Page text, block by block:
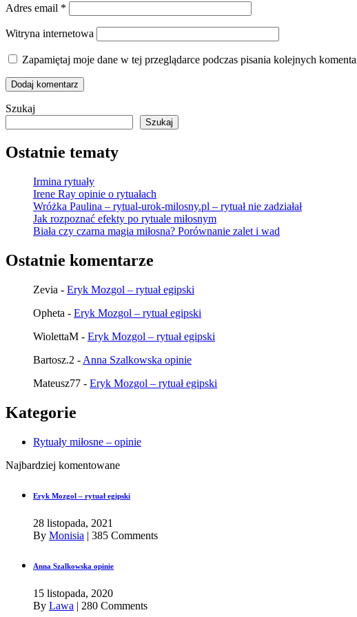
Adres email *
Witryna internetowa
Zapamiętaj moje dane w tej przeglądarce podczas pisania kolejnych
Szukaj
Szukaj
Ostatnie tematy
Irmina rytuały
Irene Ray opinie o rytuałach
Wróżka Paulina – rytual-urok-milosny.pl – rytuał nie zadziałał
Jak rozpoznać efekty po rytuale miłosnym
Biała czy czarna magia miłosna? Porównanie zalet i wad
Ostatnie komentarze
Zevia - Eryk Mozgol – rytuał egipski
Opheta - Eryk Mozgol – rytuał egipski
WiolettaM - Eryk Mozgol – rytuał egipski
Bartosz.2 - Anna Szalkowska opinie
Mateusz77 - Eryk Mozgol – rytuał egipski
Kategorie
Rytuały miłosne – opinie
Najbardziej komentowane
Eryk Mozgol – rytuał egipski
28 listopada, 2021
By Monisia | 385 Comments
Anna Szalkowska opinie
15 listopada, 2020
By Lawa | 280 Comments